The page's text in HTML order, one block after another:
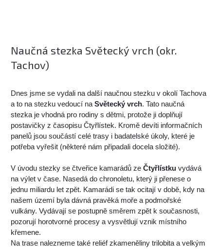
Naučná stezka Světecký vrch (okr.
Tachov)
Dnes jsme se vydali na další naučnou stezku v okolí Tachova
a to na stezku vedoucí naSvětecký vrch. Tato naučná
stezka je vhodná pro rodiny s dětmi, protože ji doplňují
postavičky z časopisu Čtyřlístek. Kromě devíti informačních
panelů jsou součástí celé trasy i badatelské úkoly, které je
potřeba vyřešit (některé nám připadali docela složité).
V úvodu stezky se čtveřice kamarádů zeČtyřlístku vydává
na výlet v čase. Nasedá do chronoletu, který ji přenese o
jednu miliardu let zpět. Kamarádi se tak ocitají v době, kdy na
našem území byla dávná pravěká moře a podmořské
vulkány. Vydávají se postupně směrem zpět k současnosti,
pozorují horotvorné procesy a vysvětlují vznik místního
křemene.
Na trase nalezneme také reliéf zkameněliny trilobita a velkým